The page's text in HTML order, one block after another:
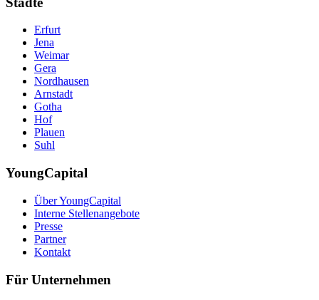
Erfurt
Jena
Weimar
Gera
Nordhausen
Arnstadt
Gotha
Hof
Plauen
Suhl
YoungCapital
Über YoungCapital
Interne Stellenangebote
Presse
Partner
Kontakt
Für Unternehmen